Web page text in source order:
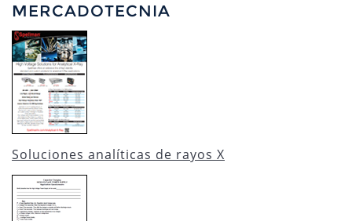
MERCADOTECNIA
Soluciones analíticas de rayos X